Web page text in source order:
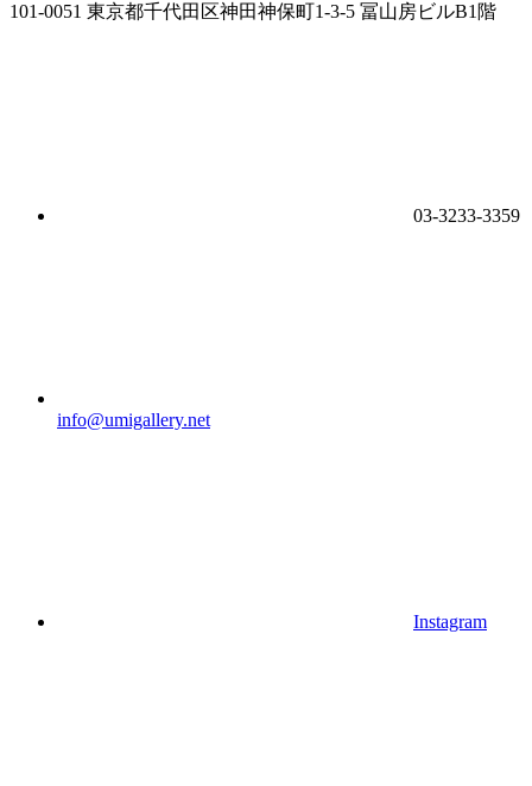
101-0051 東京都千代田区神田神保町1-3-5 冨山房ビルB1階
03-3233-3359
info@umigallery.net
Instagram